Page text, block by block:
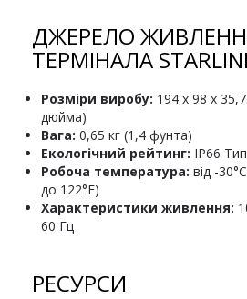
ДЖЕРЕЛО
ТЕРМІНАЛА
Розміри виробу: 194 x 98 x
дюйма)
Вага: 0,65 кг (1,4 фунта)
Екологічний рейтинг: IP66
Робоча температура: від -
до 122°F)
Характеристики живлення:
60 Гц
РЕСУРСИ